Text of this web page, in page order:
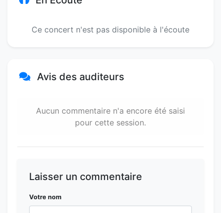
Ce concert n'est pas disponible à l'écoute
Avis des auditeurs
Aucun commentaire n'a encore été saisi
pour cette session.
Laisser un commentaire
Votre nom